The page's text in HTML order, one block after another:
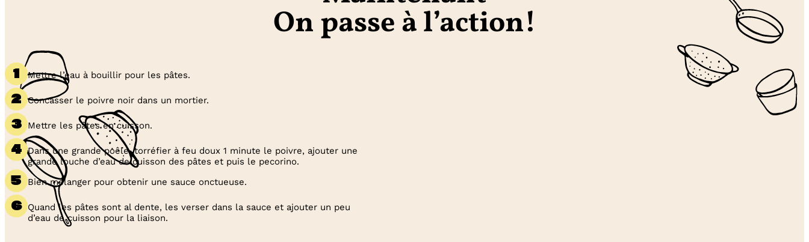
On passe à l’action!
Mettre l’eau à bouillir pour les pâtes.
Concasser le poivre noir dans un mortier.
Mettre les pâtes en cuisson.
Dans une grande poêle, torréfier à feu doux 1 minute le poivre, ajouter une
grande louche d’eau de cuisson des pâtes et puis le pecorino.
Bien mélanger pour obtenir une sauce onctueuse.
Quand les pâtes sont al dente, les verser dans la sauce et ajouter un peu
d’eau de cuisson pour la liaison.